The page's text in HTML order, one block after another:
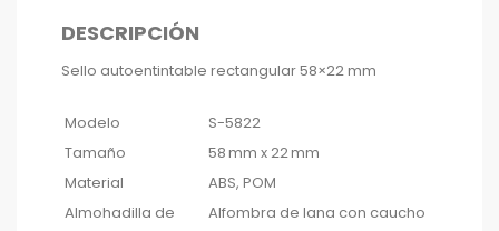
DESCRIPCIÓN
Sello autoentintable rectangular 58×22 mm
Modelo
S-5822
Tamaño
58 mm x 22 mm
Material
ABS, POM
Almohadilla de
Alfombra de lana con caucho